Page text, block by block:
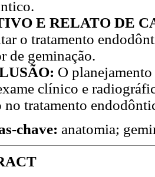
E RELATO DE
o tratamento
de geminação.
O
clínico e
no tratamento
chave: anatomia;